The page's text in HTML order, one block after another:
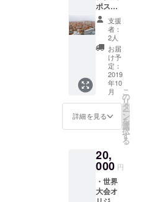
お手紙
ポスト
カード1
枚 ・お
礼のお
手紙 ・
心のこ
もった
お礼の
メッ
セージ
(サンク
スメー
ル) ★ポ
スト
は、世
界大会
期間中
に阿部
遥奈が
支援
者：
2人
お届
け予
定：
2019
年10
月
詳細を見る
こ
の
リ
タ
ー
ン
を
選
択
す
る
20,
000 円
・世界
大会オ